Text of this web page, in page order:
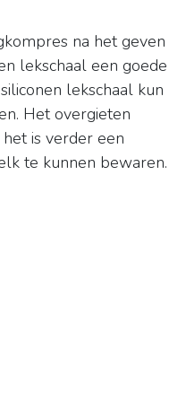
na het geven
lekschaal een goede
lekschaal kun
Het overgieten
is verder een
te kunnen bewaren.